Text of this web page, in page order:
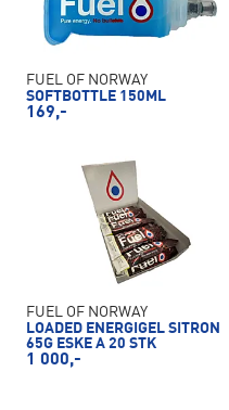
FUEL OF NORWAY
SOFTBOTTLE 150ML
169,-
FUEL OF NORWAY
LOADED ENERGIGEL SITRON
65G ESKE A 20 STK
1 000,-